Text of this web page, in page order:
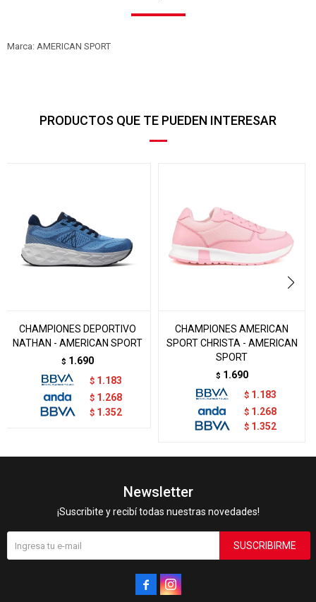
Marca: AMERICAN SPORT
PRODUCTOS QUE TE PUEDEN INTERESAR
CHAMPIONES DEPORTIVO
NATHAN - AMERICAN SPORT
$ 1.690
$ 1.183
$ 1.268
$ 1.352
CHAMPIONES AMERICAN
SPORT CHRISTA - AMERICAN
SPORT
$ 1.690
$ 1.183
$ 1.268
$ 1.352
Newsletter
¡Suscribite y recibí todas nuestras novedades!
SUSCRIBIRME
 